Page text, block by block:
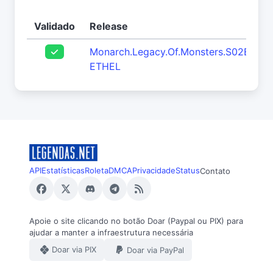
Validado Release
ETHEL
APIEstatísticasRoletaDMCAPrivacidadeStatusContato
Apoie o site clicando no botão Doar (Paypal ou PIX) para
ajudar a manter a infraestrutura necessária
Doar via PIX
Doar via PayPal